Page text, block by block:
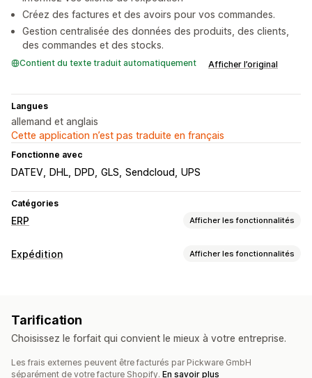
Créez des factures et des avoirs pour vos commandes.
Gestion centralisée des données des produits, des clients,
des commandes et des stocks.
Contient du texte traduit automatiquement Afficher l’original
Langues
allemand et anglais
Cette application n’est pas traduite en français
Fonctionne avec
DATEV DHL DPD GLS Sendcloud UPS
Catégories
ERP Afficher les fonctionnalités
Traitement des commandes
Synchronisation des commandes
Synchronisation en temps réel Multi-sites
Suivi des lots
Expédition Afficher les fonctionnalités
Impression en bloc
Documents personnalisés Étiquettes de retour
Lecture de codes-barres Listes de sélection
Tarification
Choisissez le forfait qui convient le mieux à votre entreprise.
Les frais externes peuvent être facturés par Pickware GmbH
séparément de votre facture Shopify. En savoir plus